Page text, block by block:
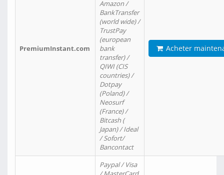
PremiumInstant.com
Amazon /
BankTransfer
(world wide) /
TrustPay
(european
bank
transfer) /
QIWI (CIS
countries) /
Dotpay
(Poland) /
Neosurf
(France) /
Bitcash (
Japan) / Ideal
/ Sofort/
Bancontact
Acheter
Paypal / Visa